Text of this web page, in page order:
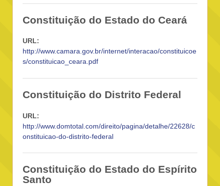
Constituição do Estado do Ceará
URL:
http://www.camara.gov.br/internet/interacao/constituicoe
s/constituicao_ceara.pdf
Constituição do Distrito Federal
URL:
http://www.domtotal.com/direito/pagina/detalhe/22628/c
onstituicao-do-distrito-federal
Constituição do Estado do Espírito
Santo